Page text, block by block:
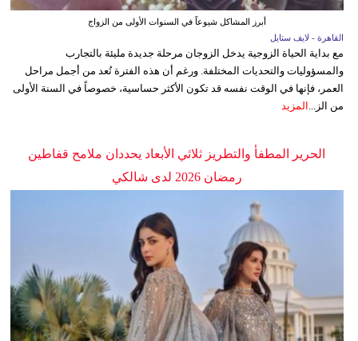
أبرز المشاكل شيوعاً في السنوات الأولى من الزواج
القاهرة - لايف ستايل
مع بداية الحياة الزوجية يدخل الزوجان مرحلة جديدة مليئة بالتجارب
والمسؤوليات والتحديات المختلفة. ورغم أن هذه الفترة تُعد من أجمل مراحل
العمر، فإنها في الوقت نفسه قد تكون الأكثر حساسية، خصوصاً في السنة الأولى
من الز...
المزيد
الحرير المطفأ والتطريز ثلاثي الأبعاد يحددان ملامح قفاطين
رمضان 2026 لدى شالكي